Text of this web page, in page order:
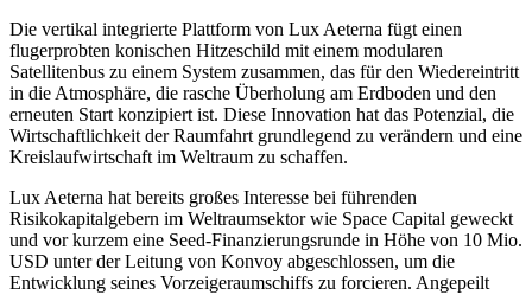
Die vertikal integrierte Plattform von Lux Aeterna fügt einen
flugerprobten konischen Hitzeschild mit einem modularen
Satellitenbus zu einem System zusammen, das für den Wiedereintritt
in die Atmosphäre, die rasche Überholung am Erdboden und den
erneuten Start konzipiert ist. Diese Innovation hat das Potenzial, die
Wirtschaftlichkeit der Raumfahrt grundlegend zu verändern und eine
Kreislaufwirtschaft im Weltraum zu schaffen.
Lux Aeterna hat bereits großes Interesse bei führenden
Risikokapitalgebern im Weltraumsektor wie Space Capital geweckt
und vor kurzem eine Seed-Finanzierungsrunde in Höhe von 10 Mio.
USD unter der Leitung von Konvoy abgeschlossen, um die
Entwicklung seines Vorzeigeraumschiffs zu forcieren. Angepeilt